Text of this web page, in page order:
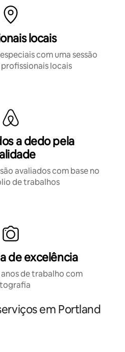
locais
com uma sessão
locais
a dedo pela
avaliados com base no
de trabalhos
de excelência
de trabalho com
em Portland